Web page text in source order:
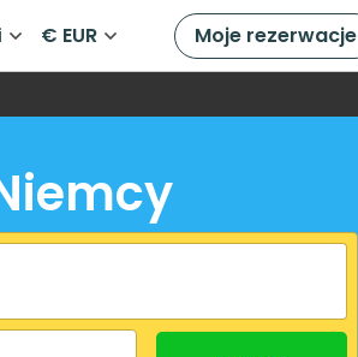
€ EUR Moje rezerwacje